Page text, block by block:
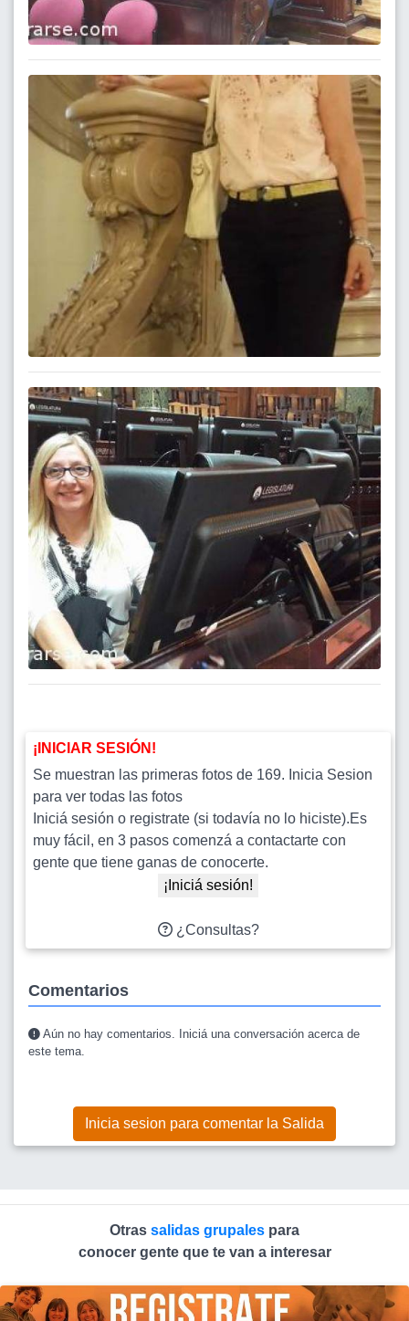
¡INICIAR SESIÓN!
Se muestran las primeras fotos de 169. Inicia Sesion
para ver todas las fotos
Iniciá sesión o registrate (si todavía no lo hiciste).Es
muy fácil, en 3 pasos comenzá a contactarte con
gente que tiene ganas de conocerte.
¡Iniciá sesión!
¿Consultas?
Comentarios
Aún no hay comentarios. Iniciá una conversación acerca de
este tema.
Inicia sesion para comentar la Salida
Otras salidas grupales para
conocer gente que te van a interesar